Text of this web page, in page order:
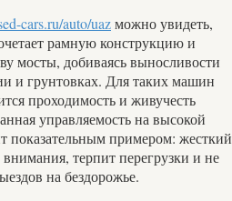
cars.ru/auto/uazможно увидеть,
рамную конструкцию и
мосты, добиваясь выносливости
и грунтовках. Для таких машин
проходимость и живучесть
управляемость на высокой
показательным примером: жесткий
терпит перегрузки и не
на бездорожье.